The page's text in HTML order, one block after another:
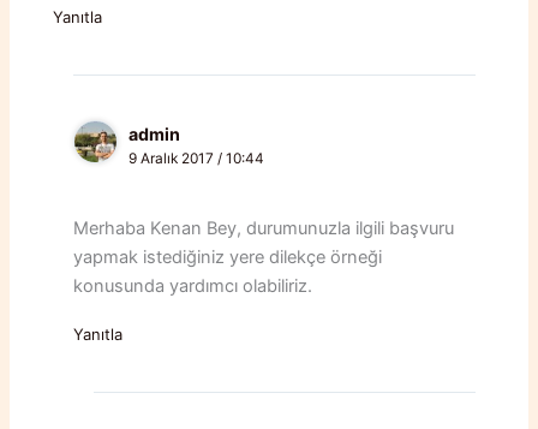
Yanıtla
admin
9 Aralık 2017 / 10:44
Merhaba Kenan Bey, durumunuzla ilgili başvuru
yapmak istediğiniz yere dilekçe örneği
konusunda yardımcı olabiliriz.
Yanıtla